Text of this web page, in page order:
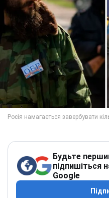
Будьте
підпишіться
Google